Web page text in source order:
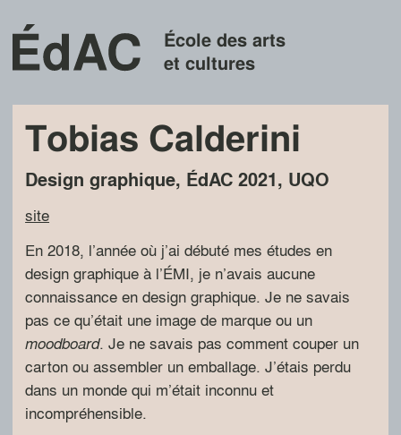
École des arts
et cultures
Tobias Calderini
Design graphique, ÉdAC 2021, UQO
site
En 2018, l’année où j’ai débuté mes études en
design graphique à l’ÉMI, je n’avais aucune
connaissance en design graphique. Je ne savais
pas ce qu’était une image de marque ou un
moodboard. Je ne savais pas comment couper un
carton ou assembler un emballage. J’étais perdu
dans un monde qui m’était inconnu et
incompréhensible.